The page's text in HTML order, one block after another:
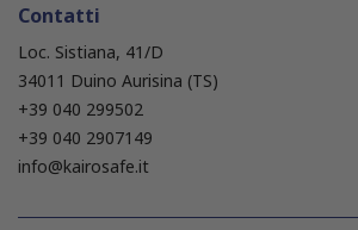
Contatti
Loc. Sistiana, 41/D
34011 Duino Aurisina (TS)
+39 040 299502
+39 040 2907149
info@kairosafe.it